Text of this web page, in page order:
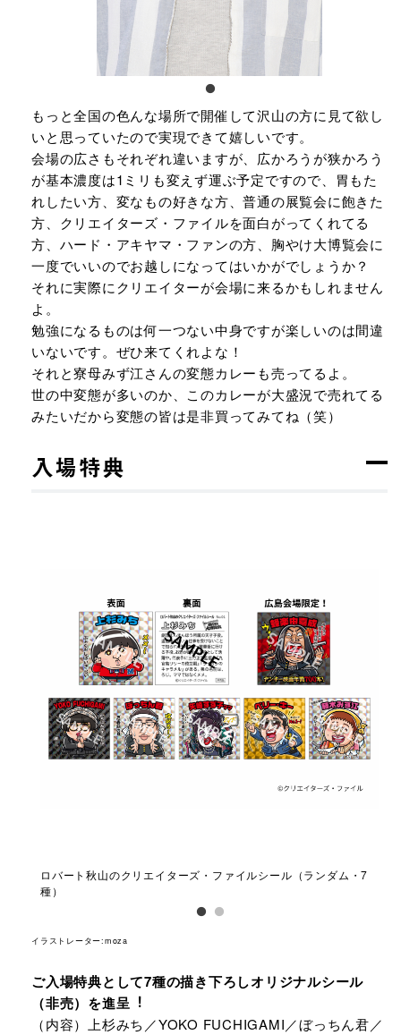
もっと全国の色んな場所で開催して沢山の方に見て欲し
いと思っていたので実現できて嬉しいです。
会場の広さもそれぞれ違いますが、広かろうが狭かろう
が基本濃度は1ミリも変えず運ぶ予定ですので、胃もた
れしたい方、変なもの好きな方、普通の展覧会に飽きた
方、クリエイターズ・ファイルを面白がってくれてる
方、ハード・アキヤマ・ファンの方、胸やけ大博覧会に
一度でいいのでお越しになってはいかがでしょうか？
それに実際にクリエイターが会場に来るかもしれません
よ。
勉強になるものは何一つない中身ですが楽しいのは間違
いないです。ぜひ来てくれよな！
それと寮母みず江さんの変態カレーも売ってるよ。
世の中変態が多いのか、このカレーが大盛況で売れてる
みたいだから変態の皆は是⾮買ってみてね（笑）
入場特典
ロバート秋山のクリエイターズ・ファイルシール（ランダム・7
種）
イラストレーター:moza
ご⼊場特典として7種の描き下ろしオリジナルシール
（⾮売）を進呈︕
（内容）上杉みち／YOKO FUCHIGAMI／ぼっちん君／